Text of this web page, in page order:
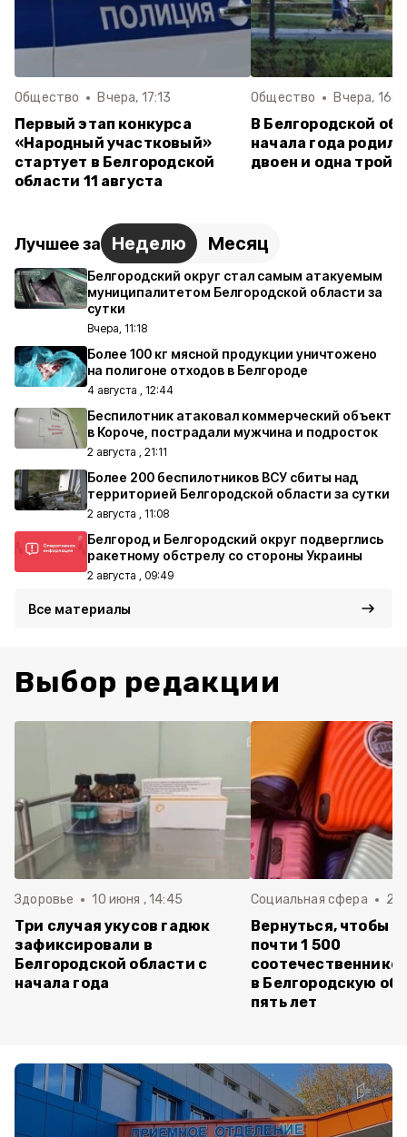
Общество Вчера, 17:13
Первый этап конкурса
«Народный участковый»
стартует в Белгородской
области 11 августа
Общество Вчера,
В Белгородской
начала года
двоен и одна
Лучшее за Неделю Месяц
Белгородский округ стал самым атакуемым
муниципалитетом Белгородской области за
сутки
Вчера, 11:18
Более 100 кг мясной продукции уничтожено
на полигоне отходов в Белгороде
4 августа , 12:44
Беспилотник атаковал коммерческий объект
в Короче, пострадали мужчина и подросток
2 августа , 21:11
Более 200 беспилотников ВСУ сбиты над
территорией Белгородской области за сутки
2 августа , 11:08
Белгород и Белгородский округ подверглись
ракетному обстрелу со стороны Украины
2 августа , 09:49
Все материалы
Выбор редакции
Здоровье 10 июня , 14:45
Три случая укусов гадюк
зафиксировали в
Белгородской области с
начала года
Социальная сфера 20
Вернуться, чтобы
почти 1 500
в Белгородскую
пять лет